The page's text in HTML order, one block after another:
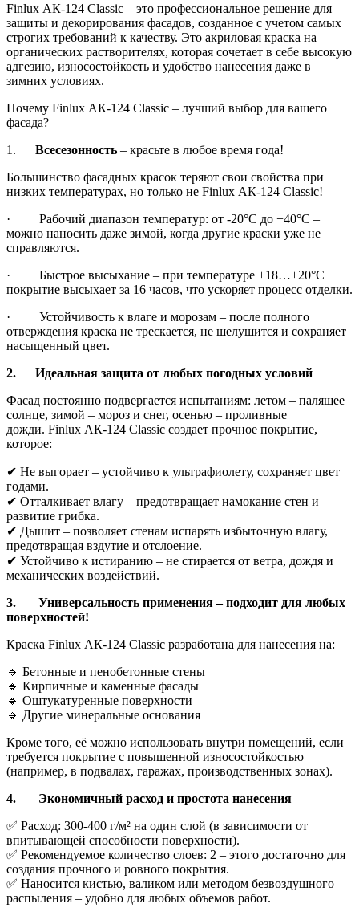
Finlux АК-124 Classic – это профессиональное решение для
защиты и декорирования фасадов, созданное с учетом самых
строгих требований к качеству. Это акриловая краска на
органических растворителях, которая сочетает в себе высокую
адгезию, износостойкость и удобство нанесения даже в
зимних условиях.
Почему Finlux АК-124 Classic – лучший выбор для вашего
фасада?
1. Всесезонность – красьте в любое время года!
Большинство фасадных красок теряют свои свойства при
низких температурах, но только не Finlux АК-124 Classic!
· Рабочий диапазон температур: от -20°C до +40°C –
можно наносить даже зимой, когда другие краски уже не
справляются.
· Быстрое высыхание – при температуре +18…+20°C
покрытие высыхает за 16 часов, что ускоряет процесс отделки.
· Устойчивость к влаге и морозам – после полного
отверждения краска не трескается, не шелушится и сохраняет
насыщенный цвет.
2. Идеальная защита от любых погодных условий
Фасад постоянно подвергается испытаниям: летом – палящее
солнце, зимой – мороз и снег, осенью – проливные
дожди. Finlux АК-124 Classic создает прочное покрытие,
которое:
✔ Не выгорает – устойчиво к ультрафиолету, сохраняет цвет
годами.
✔ Отталкивает влагу – предотвращает намокание стен и
развитие грибка.
✔ Дышит – позволяет стенам испарять избыточную влагу,
предотвращая вздутие и отслоение.
✔ Устойчиво к истиранию – не стирается от ветра, дождя и
механических воздействий.
3.
Универсальность применения – подходит для любых
поверхностей!
Краска Finlux АК-124 Classic разработана для нанесения на:
🔹 Бетонные и пенобетонные стены
🔹 Кирпичные и каменные фасады
🔹 Оштукатуренные поверхности
🔹 Другие минеральные основания
Кроме того, её можно использовать внутри помещений, если
требуется покрытие с повышенной износостойкостью
(например, в подвалах, гаражах, производственных зонах).
4.
Экономичный расход и простота нанесения
✅ Расход: 300-400 г/м² на один слой (в зависимости от
впитывающей способности поверхности).
✅ Рекомендуемое количество слоев: 2 – этого достаточно для
создания прочного и ровного покрытия.
✅ Наносится кистью, валиком или методом безвоздушного
распыления – удобно для любых объемов работ.